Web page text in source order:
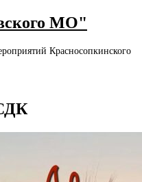
МО"
Красносопкинского